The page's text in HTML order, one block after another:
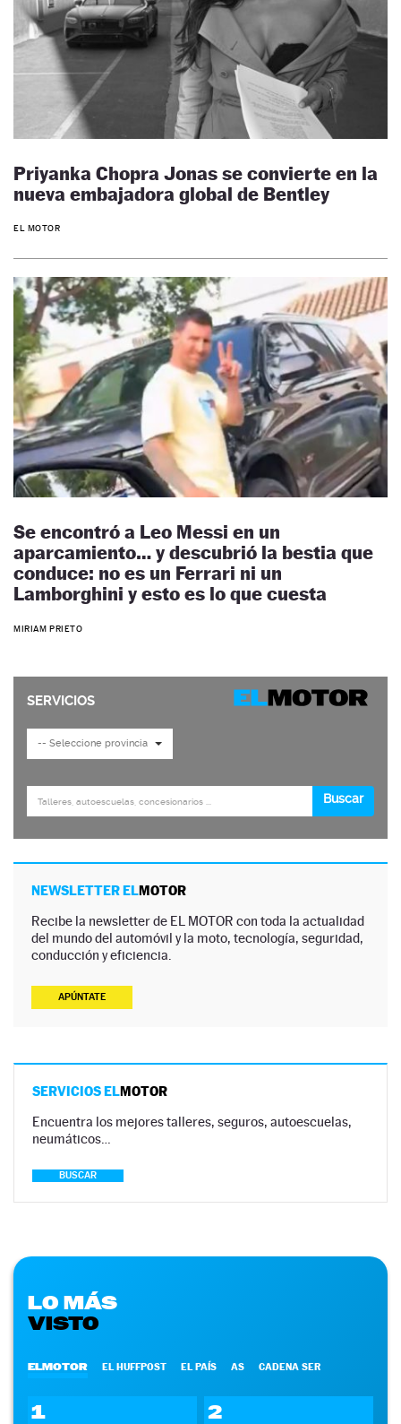
Priyanka Chopra Jonas se convierte en la
nueva embajadora global de Bentley
EL MOTOR
Se encontró a Leo Messi en un
aparcamiento… y descubrió la bestia que
conduce: no es un Ferrari ni un
Lamborghini y esto es lo que cuesta
MIRIAM PRIETO
NEWSLETTER ELMOTOR
Recibe la newsletter de EL MOTOR con toda la actualidad
del mundo del automóvil y la moto, tecnología, seguridad,
conducción y eficiencia.
APÚNTATE
SERVICIOS ELMOTOR
Encuentra los mejores talleres, seguros, autoescuelas,
neumáticos…
BUSCAR
LO MÁS
VISTO
ELMOTOR EL HUFFPOST EL PAÍS AS CADENA SER
1 2